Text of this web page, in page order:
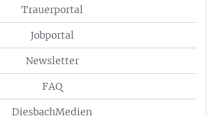
Trauerportal
Jobportal
Newsletter
FAQ
DiesbachMedien